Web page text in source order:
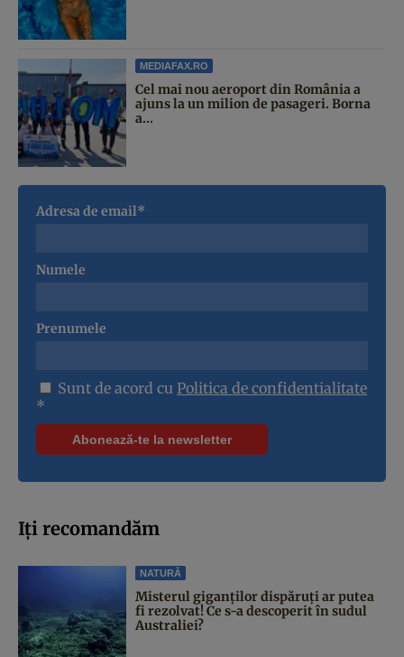
MEDIAFAX.RO
Cel mai nou aeroport din România a
ajuns la un milion de pasageri. Borna
a...
Adresa de email*
Numele
Prenumele
Sunt de acord cu Politica de confidentialitate
*
Iți recomandăm
NATURĂ
Misterul giganților dispăruți ar putea
fi rezolvat! Ce s-a descoperit în sudul
Australiei?